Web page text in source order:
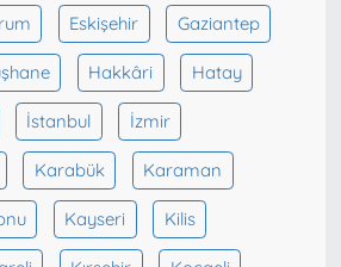
Eskişehir Gaziantep
Hakkâri Hatay
İstanbul İzmir
Karabük Karaman
Kayseri Kilis